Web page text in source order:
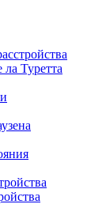
Туретта